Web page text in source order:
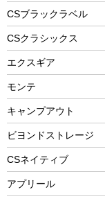
フードボトル
トレー
ランチョンマット
ランチボックス
ツール、他
アクセサリー
フローティングベスト
ヘルメット
エアーポンプ
ビーチテント
ウィンター
スノーシュー
防寒ウェア
トレッキング
CSブラックラベル
CSクラシックス
エクスギア
モンテ
キャンプアウト
ビヨンドストレージ
CSネイティブ
アプリール